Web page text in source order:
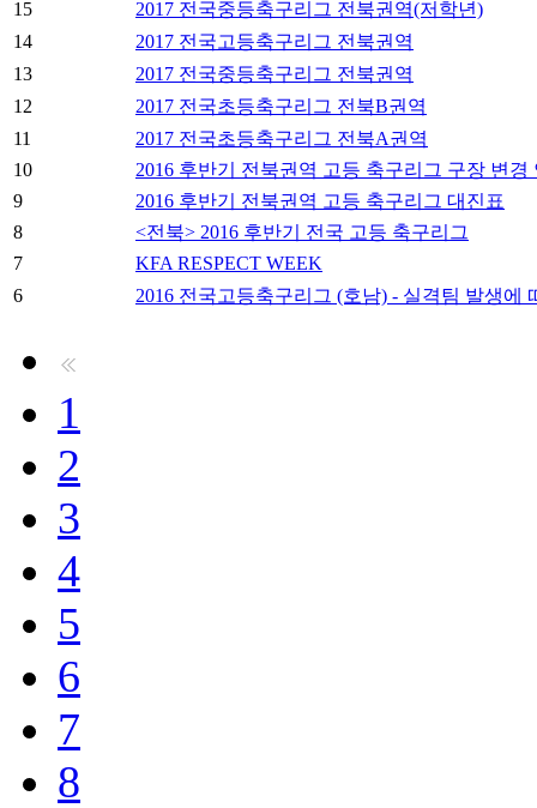
15
2017 전국중등축구리그 전북권역(저학년)
14
2017 전국고등축구리그 전북권역
13
2017 전국중등축구리그 전북권역
12
2017 전국초등축구리그 전북B권역
11
2017 전국초등축구리그 전북A권역
10
2016 후반기 전북권역 고등 축구리그 구장 변경
9
2016 후반기 전북권역 고등 축구리그 대진표
8
<전북> 2016 후반기 전국 고등 축구리그
7
KFA RESPECT WEEK
6
2016 전국고등축구리그 (호남) - 실격팀 발생에
1
2
3
4
5
6
7
8